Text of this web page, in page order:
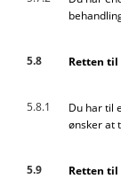
5.8 Retten
5.8.1
Du har til
ønsker at
5.9 Retten til